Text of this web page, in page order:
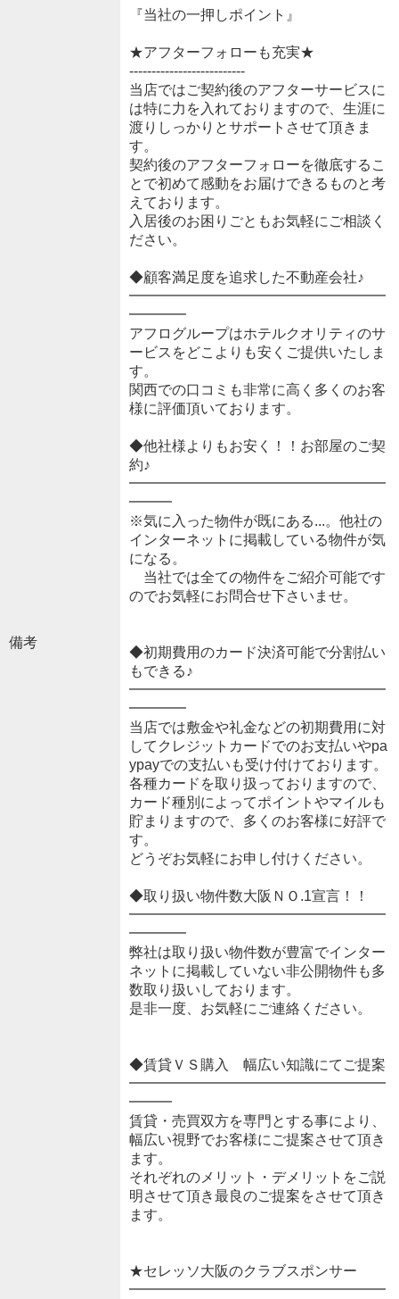
備考
『当社の一押しポイント』
★アフターフォローも充実★
--------------------------
当店ではご契約後のアフターサービスに
は特に力を入れておりますので、生涯に
渡りしっかりとサポートさせて頂きま
す。
契約後のアフターフォローを徹底するこ
とで初めて感動をお届けできるものと考
えております。
入居後のお困りごともお気軽にご相談く
ださい。
◆顧客満足度を追求した不動産会社♪
━━━━━━━━━━━━━━━━━━
━━━━
アフログループはホテルクオリティのサ
ービスをどこよりも安くご提供いたしま
す。
関西での口コミも非常に高く多くのお客
様に評価頂いております。
◆他社様よりもお安く！！お部屋のご契
約♪
━━━━━━━━━━━━━━━━━━
━━━
※気に入った物件が既にある...。他社の
インターネットに掲載している物件が気
になる。
当社では全ての物件をご紹介可能です
のでお気軽にお問合せ下さいませ。
◆初期費用のカード決済可能で分割払い
もできる♪
━━━━━━━━━━━━━━━━━━
━━━━
当店では敷金や礼金などの初期費用に対
してクレジットカードでのお支払いやpa
ypayでの支払いも受け付けております。
各種カードを取り扱っておりますので、
カード種別によってポイントやマイルも
貯まりますので、多くのお客様に好評で
す。
どうぞお気軽にお申し付けください。
◆取り扱い物件数大阪ＮＯ.1宣言！！
━━━━━━━━━━━━━━━━━━
━━━━
弊社は取り扱い物件数が豊富でインター
ネットに掲載していない非公開物件も多
数取り扱いしております。
是非一度、お気軽にご連絡ください。
◆賃貸ＶＳ購入 幅広い知識にてご提案
━━━━━━━━━━━━━━━━━━
━━━
賃貸・売買双方を専門とする事により、
幅広い視野でお客様にご提案させて頂き
ます。
それぞれのメリット・デメリットをご説
明させて頂き最良のご提案をさせて頂き
ます。
★セレッソ大阪のクラブスポンサー
━━━━━━━━━━━━━━━━━━